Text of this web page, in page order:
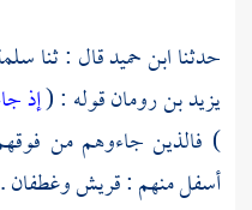
حدثناابن حميدقال : ثنا
يزيد بن رومانقوله : (إذ
) فالذين جاءوهم من
أسفل منهم :قريشوغطفان .